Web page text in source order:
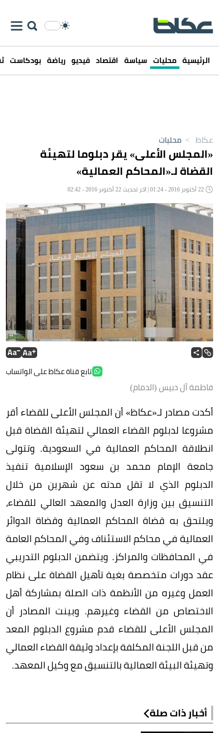
الرئيسية محليات سياسة اقتصاد فيديو رياضة بودكاست
عكاظ > محليات
«المجلس الأعلى» يقر دبلوما لتهيئة
القضاة لـ«المحاكم العمالية»
تابع قناة عكاظ على الواتساب
فاطمة آل دبيس (الدمام)
أكدت مصادر لـ«عكاظ» أن المجلس الأعلى للقضاء أقر
مشروعا لدبلوم القضاء العمالي لتهيئة القضاة قبل
انطلاقة المحاكم العمالية في السعودية. وتتولى
جامعة الإمام محمد بن سعود الإسلامية تنفيذ
الدبلوم الذي لا تقل مدته عن شهرين من خلال
التنسيق بين وزارة العدل والمعهد العالي للقضاء،
ويلتحق به قضاة المحاكم العمالية وقضاة الدوائر
العمالية في محاكم الاستئناف وفي المحاكم العامة
في المحافظات والمراكز. ويتضمن الدبلوم التدريبي
عقد دورات متخصصة بغية تأهيل القضاة على نظام
العمل وغيره من الأنظمة ذات الصلة بمشاركة أهل
الاختصاص من القضاء وغيرهم. وبينت المصادر أن
المجلس الأعلى للقضاء قدم مشروع الدبلوم المعد
من قبل اللجنة المكلفة بإعداد وثيقة القضاء العمالي
وتهيئة البيئة العمالية بالتنسيق مع وكيل المعهد.
أخبار ذات صلة